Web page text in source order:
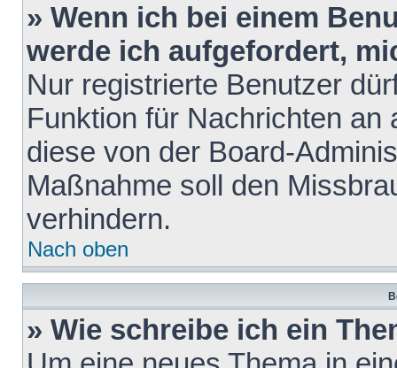
» Wenn ich bei einem
werde ich aufgefordert,
Nur registrierte Benutzer
Funktion für Nachrichten
diese von der Board-
Maßnahme soll den
verhindern.
Nach oben
» Wie schreibe ich ein